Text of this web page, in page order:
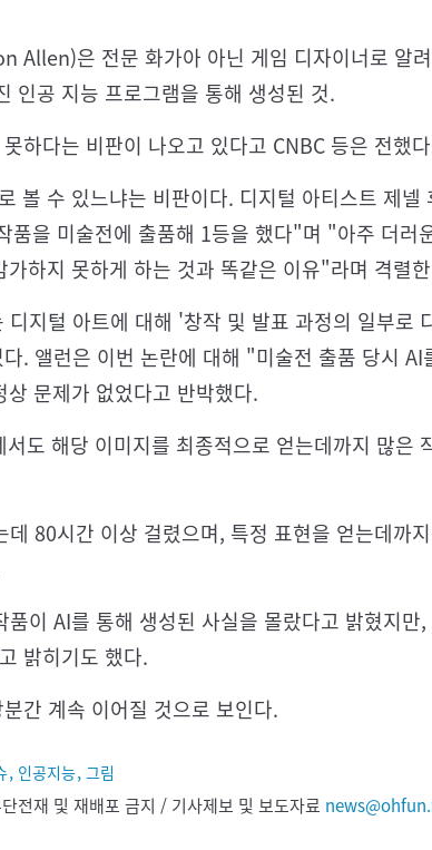
Allen)은 전문 화가아 아닌 게임 디자이너로 알
공 지능 프로그램을 통해 생성된 것.
하다는 비판이 나오고 있다고 CNBC 등은 전했
볼 수 있느냐는 비판이다. 디지털 아티스트 제넬
품을 미술전에 출품해 1등을 했다"며 "아주 더러
하지 못하게 하는 것과 똑같은 이유"라며 격렬
디지털 아트에 대해 '창작 및 발표 과정의 일부로
. 앨런은 이번 논란에 대해 "미술전 출품 당시 AI
문제가 없었다고 반박했다.
도 해당 이미지를 최종적으로 얻는데까지 많은
데 80시간 이상 걸렸으며, 특정 표현을 얻는데까
이 AI를 통해 생성된 사실을 몰랐다고 밝혔지만
밝히기도 했다.
간 계속 이어질 것으로 보인다.
, 인공지능, 그림
전재 및 재배포 금지 / 기사제보 및 보도자료